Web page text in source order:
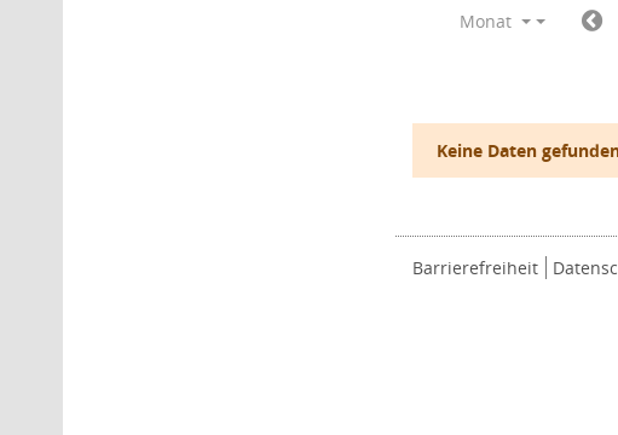
Monat
Keine Daten
Barrierefreiheit